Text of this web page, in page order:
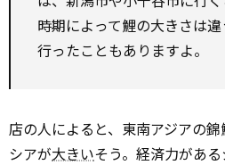
時期によって鯉の大きさは
行ったこともありますよ。
店の人によると、東南アジアの
シアが大きいそう。経済力があ